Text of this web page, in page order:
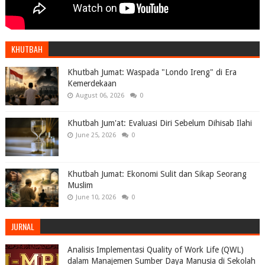
KHUTBAH
Khutbah Jumat: Waspada "Londo Ireng" di Era
Kemerdekaan
August 06, 2026 0
Khutbah Jum'at: Evaluasi Diri Sebelum Dihisab Ilahi
June 25, 2026 0
Khutbah Jumat: Ekonomi Sulit dan Sikap Seorang
Muslim
June 10, 2026 0
JURNAL
Analisis Implementasi Quality of Work Life (QWL)
dalam Manajemen Sumber Daya Manusia di Sekolah